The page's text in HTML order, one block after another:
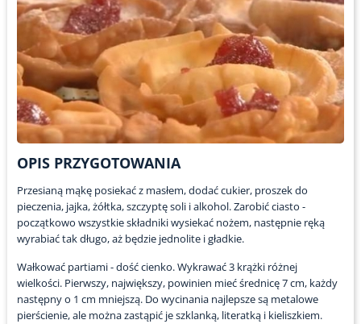
OPIS PRZYGOTOWANIA
Przesianą mąkę posiekać z masłem, dodać cukier, proszek do
pieczenia, jajka, żółtka, szczyptę soli i alkohol. Zarobić ciasto -
początkowo wszystkie składniki wysiekać nożem, następnie ręką
wyrabiać tak długo, aż będzie jednolite i gładkie.
Wałkować partiami - dość cienko. Wykrawać 3 krążki różnej
wielkości. Pierwszy, największy, powinien mieć średnicę 7 cm, każdy
następny o 1 cm mniejszą. Do wycinania najlepsze są metalowe
pierścienie, ale można zastąpić je szklanką, literatką i kieliszkiem.